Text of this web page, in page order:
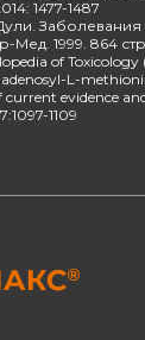
1477-1487
Заболевания
Мед. 1999. 864 стр
of
L-
current evidence
1109